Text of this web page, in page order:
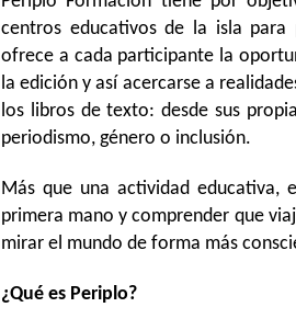
centros educativos de la isla para
ofrece a cada participante la
la edición y así acercarse a
los libros de texto: desde sus
periodismo, género o inclusión.
Más que una actividad educativa,
primera mano y comprender que
mirar el mundo de forma más
¿Qué es Periplo?